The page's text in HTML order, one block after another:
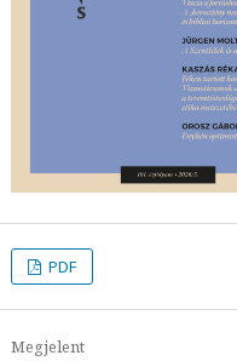
PDF
Megjelent